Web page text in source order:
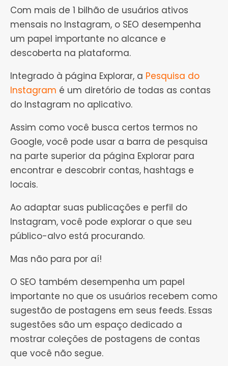
Com mais de 1 bilhão de usuários ativos
mensais no Instagram, o SEO desempenha
um papel importante no alcance e
descoberta na plataforma.
Integrado à página Explorar, a Pesquisa do
Instagram é um diretório de todas as contas
do Instagram no aplicativo.
Assim como você busca certos termos no
Google, você pode usar a barra de pesquisa
na parte superior da página Explorar para
encontrar e descobrir contas, hashtags e
locais.
Ao adaptar suas publicações e perfil do
Instagram, você pode explorar o que seu
público-alvo está procurando.
Mas não para por aí!
O SEO também desempenha um papel
importante no que os usuários recebem como
sugestão de postagens em seus feeds. Essas
sugestões são um espaço dedicado a
mostrar coleções de postagens de contas
que você não segue.